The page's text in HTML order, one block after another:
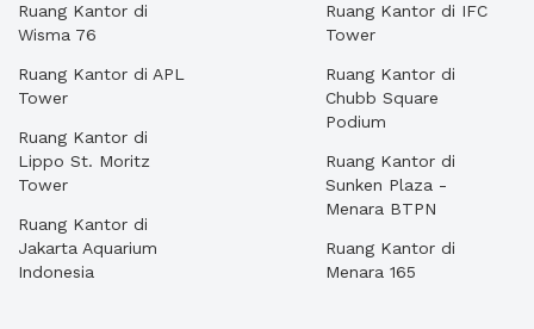
Ruang Kantor di
Wisma 76
Ruang Kantor di APL
Tower
Ruang Kantor di
Lippo St. Moritz
Tower
Ruang Kantor di
Jakarta Aquarium
Indonesia
Ruang Kantor di IFC
Tower
Ruang Kantor di
Chubb Square
Podium
Ruang Kantor di
Sunken Plaza -
Menara BTPN
Ruang Kantor di
Menara 165